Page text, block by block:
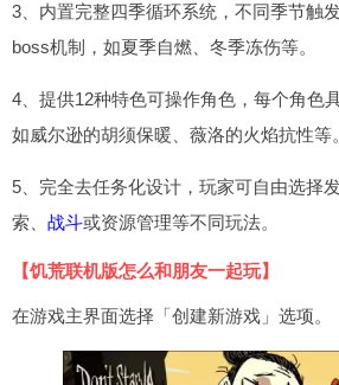
3、内置完整四季循环系统，不同季节触
boss机制，如夏季自燃、冬季冻伤等。
4、提供12种特色可操作角色，每个角色
如威尔逊的胡须保暖、薇洛的火焰抗性等。
5、完全去任务化设计，玩家可自由选择
索、 战斗或资源管理等不同玩法。
【饥荒联机版怎么和朋友一起玩】
在游戏主界面选择「创建新游戏」选项。